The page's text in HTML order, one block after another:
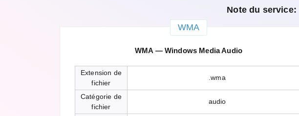
Note du service:
WMA
WMA — Windows Media Audio
Extension de
fichier
.wma
Catégorie de
fichier
audio